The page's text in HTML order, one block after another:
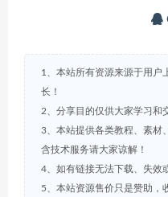
1、本站所有资源来源于用户
长！
2、分享目的仅供大家学习和
3、本站提供各类教程、素材
含技术服务请大家谅解！
4、如有链接无法下载、失效
5、本站资源售价只是赞助，